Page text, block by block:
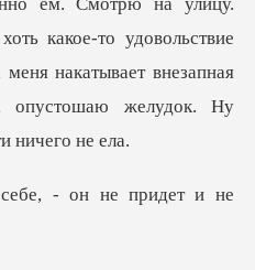
е-то удовольствие
накатывает внезапная
ебе, - он не придет и не